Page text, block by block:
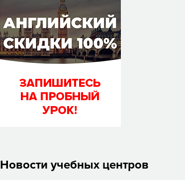
Новости учебных центров